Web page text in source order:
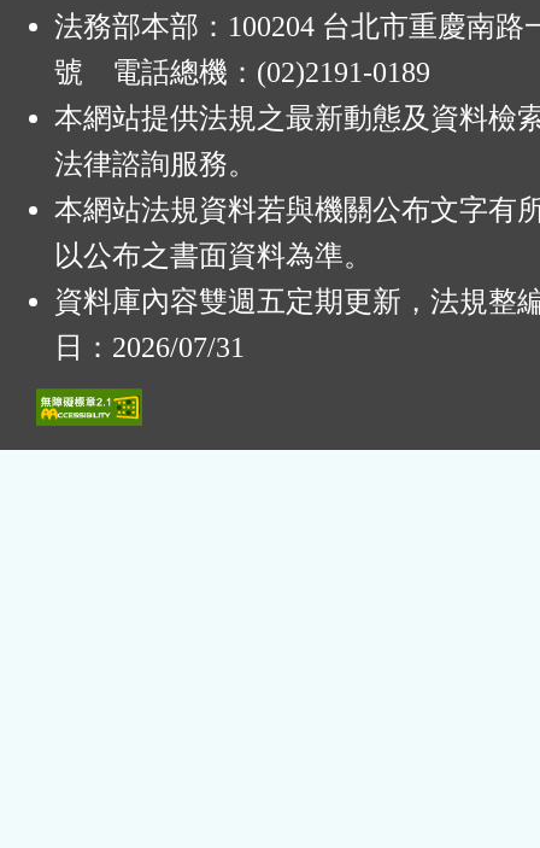
法務部本部：100204 台北市重慶南路
號 電話總機：(02)2191-0189
本網站提供法規之最新動態及資料檢
法律諮詢服務。
本網站法規資料若與機關公布文字有
以公布之書面資料為準。
資料庫內容雙週五定期更新，法規整
日：2026/07/31